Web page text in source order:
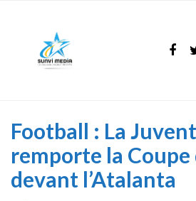
Football : La
remporte la Coupe
devant l’Atalanta